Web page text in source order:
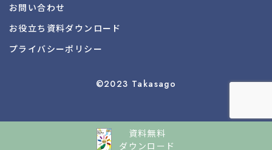
©2023 Takasago
お問い合わせ
お役立ち資料ダウンロード
プライバシーポリシー
資料無料
ダウンロード